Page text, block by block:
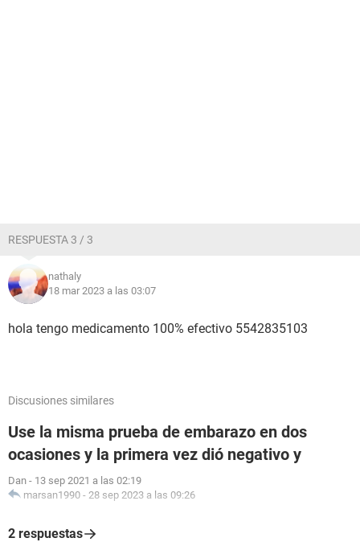
RESPUESTA 3 / 3
nathaly
18 mar 2023 a las 03:07
hola tengo medicamento 100% efectivo 5542835103
Discusiones similares
Use la misma prueba de embarazo en dos
ocasiones y la primera vez dió negativo y
Dan - 13 sep 2021 a las 02:19
marsan1990 - 28 sep 2023 a las 09:26
2 respuestas